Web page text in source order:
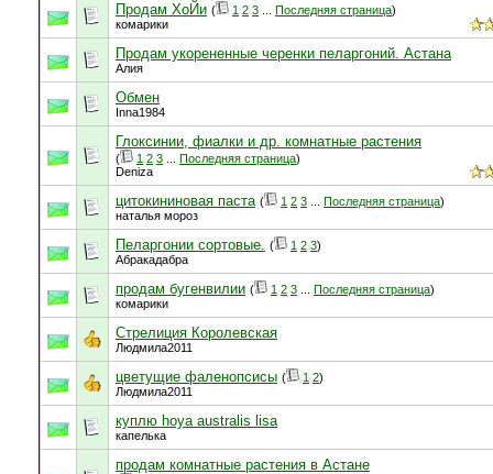
Продам ХоЙи ( 1 2 3 Последняя страница)
комарики
Продам укорененные черенки пеларгоний. Астана
Алия
Обмен
Inna1984
Глоксинии, фиалки и др. комнатные растения
( 1 2 3 Последняя страница)
Deniza
цитокининовая паста ( 1 2 3 Последняя страница)
наталья мороз
Пеларгонии сортовые. ( 1 2 3)
Абракадабра
продам бугенвилии ( 1 2 3 Последняя страница)
комарики
Стрелиция Королевская
Людмила2011
цветущие фаленопсисы ( 1 2)
Людмила2011
куплю hoya australis lisa
капелька
продам комнатные растения в Астане